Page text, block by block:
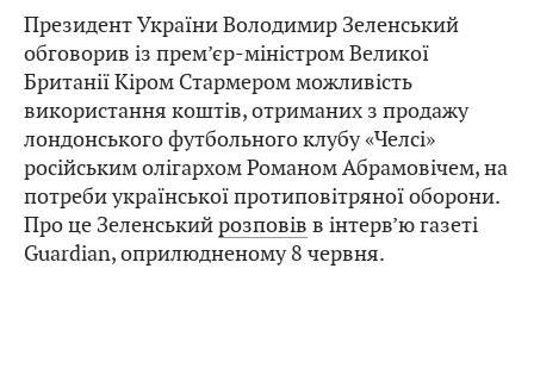
Президент України Володимир Зеленський
обговорив із прем’єр-міністром Великої
Британії Кіром Стармером можливість
використання коштів, отриманих з продажу
лондонського футбольного клубу «Челсі»
російським олігархом Романом Абрамовічем, на
потреби української протиповітряної оборони.
Про це Зеленськийрозповів в інтерв’ю газеті
Guardian, оприлюдненому 8 червня.